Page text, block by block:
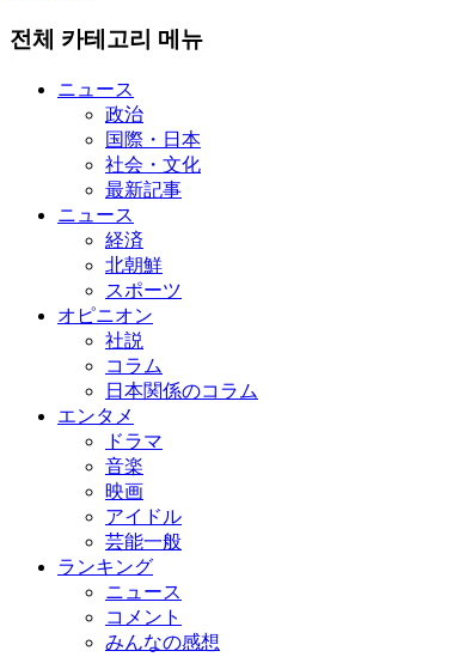
전체 카테고리 메뉴
ニュース
政治
国際・日本
社会・文化
最新記事
ニュース
経済
北朝鮮
スポーツ
オピニオン
社説
コラム
日本関係のコラム
エンタメ
ドラマ
音楽
映画
アイドル
芸能一般
ランキング
ニュース
コメント
みんなの感想